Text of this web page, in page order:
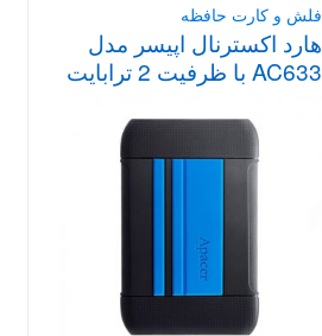
فلش و کارت حافظه
هارد اکسترنال اپیسر مدل
AC633 با ظرفیت 2 ترابایت